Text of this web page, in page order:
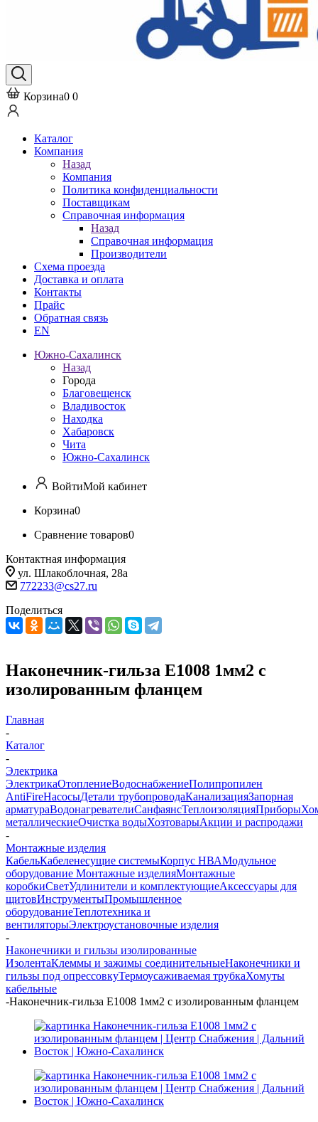
Корзина0 0
Каталог
Компания
Назад
Компания
Политика конфиденциальности
Поставщикам
Справочная информация
Назад
Справочная информация
Производители
Схема проезда
Доставка и оплата
Контакты
Прайс
Обратная связь
EN
Южно-Сахалинск
Назад
Города
Благовещенск
Владивосток
Находка
Хабаровск
Чита
Южно-Сахалинск
ВойтиМой кабинет
Корзина0
Сравнение товаров0
Контактная информация
ул. Шлакоблочная, 28а
772233@cs27.ru
Поделиться
Наконечник-гильза Е1008 1мм2 с
изолированным фланцем
Главная
-
Каталог
-
Электрика
ЭлектрикаОтоплениеВодоснабжениеПолипропилен
AntiFireНасосыДетали трубопроводаКанализацияЗапорная
арматураВодонагревателиСанфаянсТеплоизоляцияПриборы
металлическиеОчистка водыХозтоварыАкции и распродажи
-
Монтажные изделия
КабельКабеленесущие системыКорпус НВАМодульное
оборудование Монтажные изделияМонтажные
коробкиСветУдлинители и комплектующиеАксессуары для
щитовИнструментыПромышленное
оборудованиеТеплотехника и
вентиляторыЭлектроустановочные изделия
-
Наконечники и гильзы изолированные
ИзолентаКлеммы и зажимы соединительныеНаконечники и
гильзы под опрессовкуТермоусаживаемая трубкаХомуты
кабельные
-Наконечник-гильза Е1008 1мм2 с изолированным фланцем